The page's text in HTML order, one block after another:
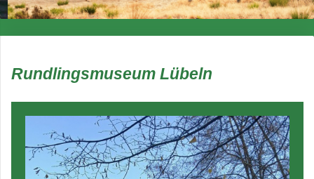
Rundlingsmuseum Lübeln